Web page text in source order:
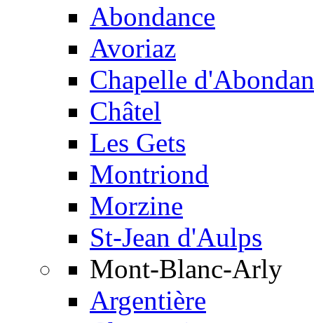
Abondance
Avoriaz
Chapelle
Châtel
Les Gets
Montriond
Morzine
St-Jean d'Aulps
Mont-Blanc-Arly
Argentière